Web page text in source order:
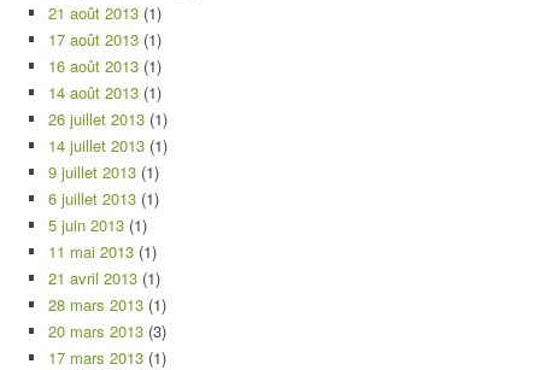
21 août 2013 (1)
17 août 2013 (1)
16 août 2013 (1)
14 août 2013 (1)
26 juillet 2013 (1)
14 juillet 2013 (1)
9 juillet 2013 (1)
6 juillet 2013 (1)
5 juin 2013 (1)
11 mai 2013 (1)
21 avril 2013 (1)
28 mars 2013 (1)
20 mars 2013 (3)
17 mars 2013 (1)